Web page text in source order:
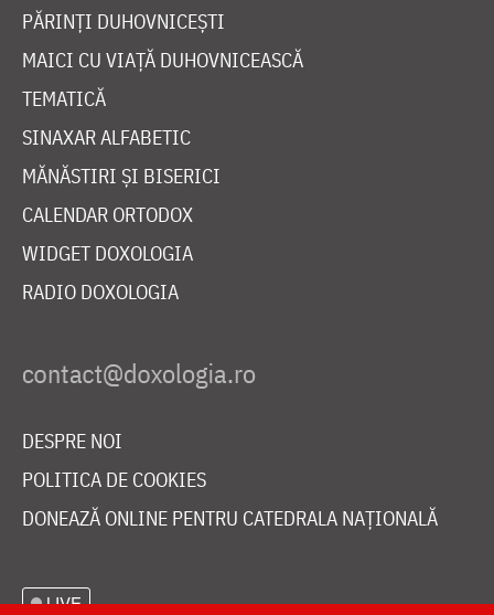
PĂRINȚI DUHOVNICEȘTI
MAICI CU VIAȚĂ DUHOVNICEASCĂ
TEMATICĂ
SINAXAR ALFABETIC
MĂNĂSTIRI ȘI BISERICI
CALENDAR ORTODOX
WIDGET DOXOLOGIA
RADIO DOXOLOGIA
DESPRE NOI
POLITICA DE COOKIES
DONEAZĂ ONLINE PENTRU CATEDRALA NAȚIONALĂ
LIVE